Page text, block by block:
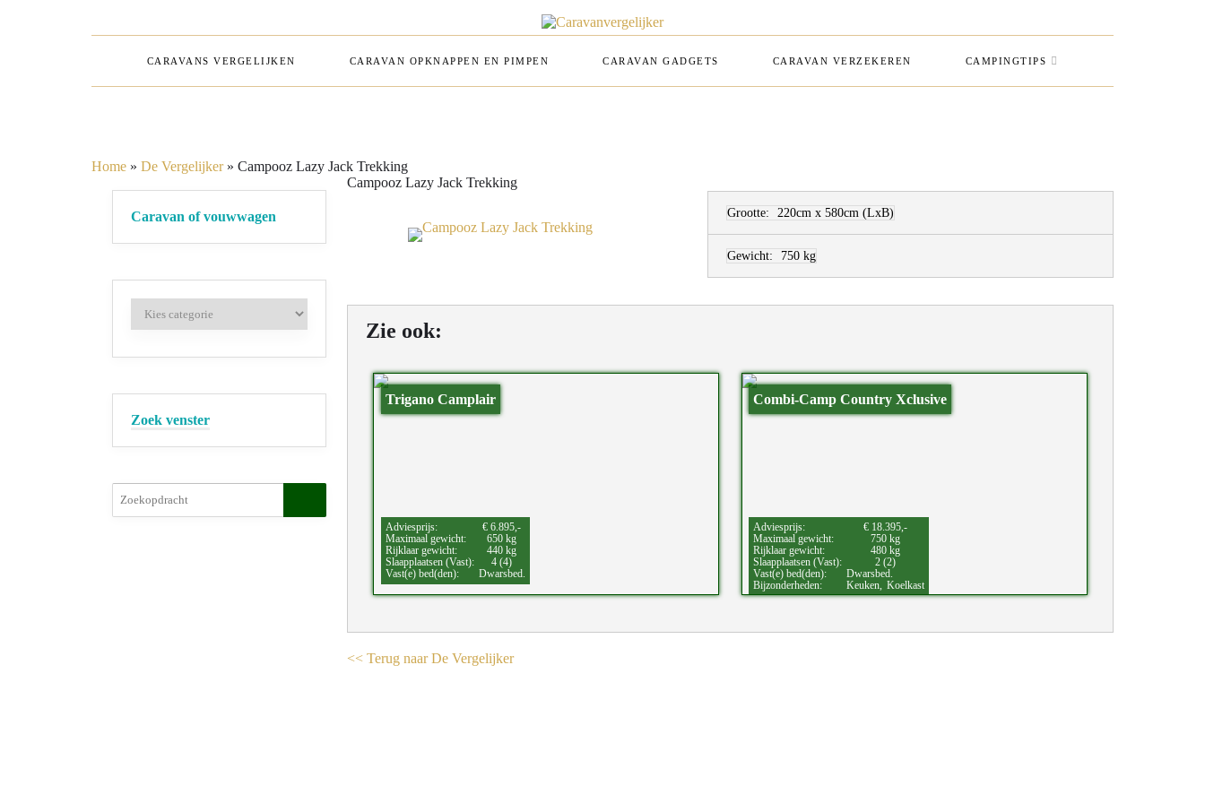
CARAVANS VERGELIJKEN CARAVAN OPKNAPPEN EN PIMPEN CARAVAN GADGETS CARAVAN VERZEKEREN CAMPINGTIPS
Home » De Vergelijker» Campooz Lazy Jack Trekking
Campooz Lazy Jack Trekking
Grootte: 220cm x 580cm (LxB)
Gewicht: 750 kg
Zie ook:
Trigano Camplair
Adviesprijs:
€ 6.895,-
Maximaal gewicht:
650 kg
Rijklaar gewicht:
440 kg
Slaapplaatsen (Vast):
4 (4)
Vast(e) bed(den):
Dwarsbed.
Combi-Camp Country Xclusive
Adviesprijs:
€ 18.395,-
Maximaal gewicht:
750 kg
Rijklaar gewicht:
480 kg
Slaapplaatsen (Vast):
2 (2)
Vast(e) bed(den):
Dwarsbed.
Bijzonderheden:
Keuken, Koelkast
<< Terug naar De Vergelijker
Caravan of vouwwagen
Zoek venster